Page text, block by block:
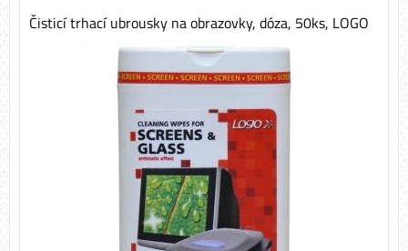
Čisticí trhací ubrousky na obrazovky, dóza, 50ks, LOGO